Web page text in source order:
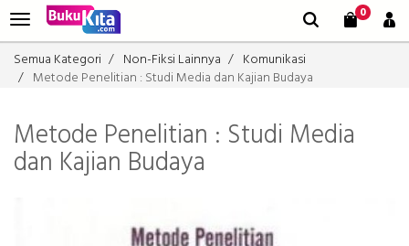
0
Semua Kategori Non-Fiksi Lainnya
Komunikasi
Metode Penelitian : Studi Media dan Kajian Budaya
Metode Penelitian : Studi Media
dan Kajian Budaya